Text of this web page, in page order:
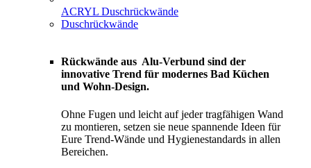
ACRYL Duschrückwände
Duschrückwände
Rückwände aus Alu-Verbund sind der
innovative Trend für modernes Bad Küchen
und Wohn-Design.
Ohne Fugen und leicht auf jeder tragfähigen Wand
zu montieren, setzen sie neue spannende Ideen für
Eure Trend-Wände und Hygienestandards in allen
Bereichen.